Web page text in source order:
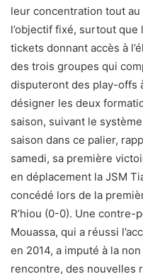
leur concentration tout
l’objectif fixé, surtout
tickets donnant accès à
des trois groupes qui
disputeront des play-offs
désigner les deux
saison, suivant le
saison dans ce palier,
samedi, sa première
en déplacement la JSM
concédé lors de la
R’hiou (0-0). Une
Mouassa, qui a réussi
en 2014, a imputé à la
rencontre, des nouvelles